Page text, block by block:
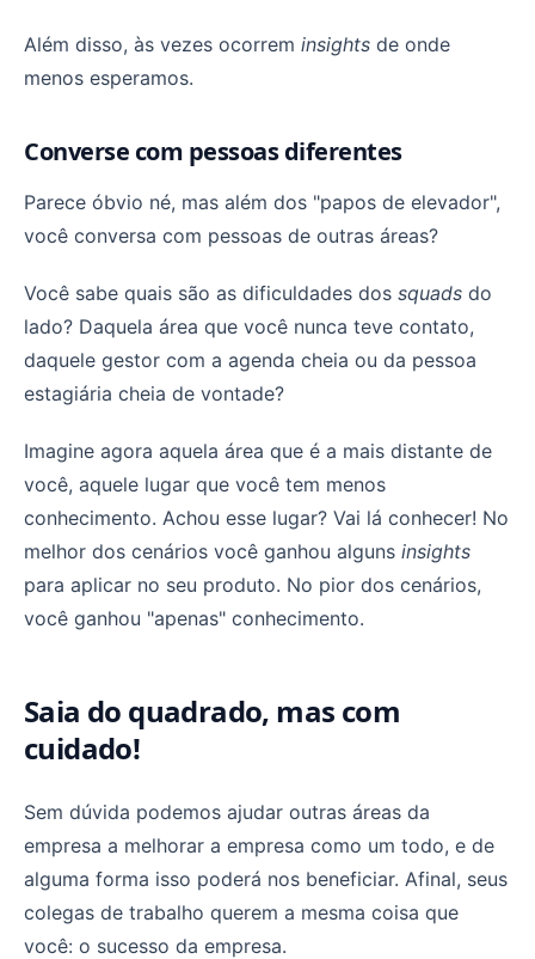
Além disso, às vezes ocorrem insights de onde
menos esperamos.
Converse com pessoas diferentes
Parece óbvio né, mas além dos "papos de elevador",
você conversa com pessoas de outras áreas?
Você sabe quais são as dificuldades dos squads do
lado? Daquela área que você nunca teve contato,
daquele gestor com a agenda cheia ou da pessoa
estagiária cheia de vontade?
Imagine agora aquela área que é a mais distante de
você, aquele lugar que você tem menos
conhecimento. Achou esse lugar? Vai lá conhecer! No
melhor dos cenários você ganhou alguns insights
para aplicar no seu produto. No pior dos cenários,
você ganhou "apenas" conhecimento.
Saia do quadrado, mas com
cuidado!
Sem dúvida podemos ajudar outras áreas da
empresa a melhorar a empresa como um todo, e de
alguma forma isso poderá nos beneficiar. Afinal, seus
colegas de trabalho querem a mesma coisa que
você: o sucesso da empresa.